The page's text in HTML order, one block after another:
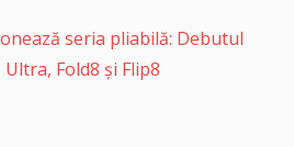
seria pliabilă: Debutul
Fold8 și Flip8